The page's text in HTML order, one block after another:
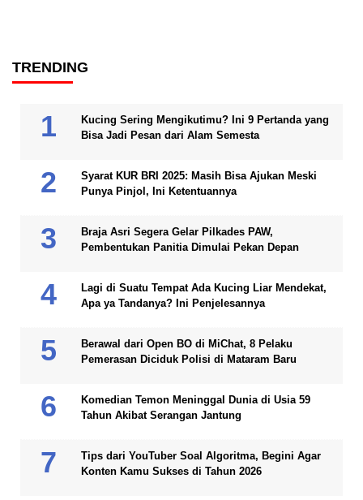
TRENDING
Kucing Sering Mengikutimu? Ini 9 Pertanda yang
Bisa Jadi Pesan dari Alam Semesta
Syarat KUR BRI 2025: Masih Bisa Ajukan Meski
Punya Pinjol, Ini Ketentuannya
Braja Asri Segera Gelar Pilkades PAW,
Pembentukan Panitia Dimulai Pekan Depan
Lagi di Suatu Tempat Ada Kucing Liar Mendekat,
Apa ya Tandanya? Ini Penjelesannya
Berawal dari Open BO di MiChat, 8 Pelaku
Pemerasan Diciduk Polisi di Mataram Baru
Komedian Temon Meninggal Dunia di Usia 59
Tahun Akibat Serangan Jantung
Tips dari YouTuber Soal Algoritma, Begini Agar
Konten Kamu Sukses di Tahun 2026